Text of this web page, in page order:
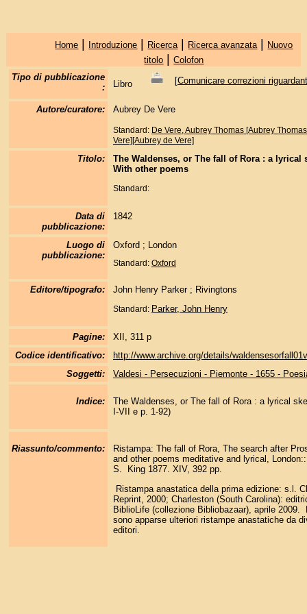
Home | Introduzione | Ricerca | Ricerca avanzata | Nuovo
titolo |Colofon
Tipo di pubblicazione
:
Libro [Comunicare correzioni
Autore/curatore: Aubrey De Vere
Standard: De Vere, Aubrey Thomas [Aubrey
Vere][Aubrey de Vere]
Titolo:
The Waldenses, or The fall of Rora : a lyrical
With other poems
Standard:
Data di
pubblicazione:
1842
Luogo di
pubblicazione:
Oxford ; London
Standard: Oxford
Editore/tipografo: John Henry Parker ; Rivingtons
Standard: Parker, John Henry
Pagine:
XII, 311 p
Codice identificativo:
http://www.archive.org/details/
Soggetti:
Valdesi - Persecuzioni - Piemonte - 1655 -
Indice:
The Waldenses, or The fall of Rora : a lyrical
I-VII e p. 1-92)
Riassunto/commento:
Ristampa: The fall of Rora, The search after
and other poems meditative and lyrical,
S. King 1877. XIV, 392 pp.
Ristampa anastatica della prima edizione: s.l.
Reprint, 2000; Charleston (South Carolina):
BiblioLife (collezione Bibliobazaar), aprile 2009.
sono apparse ulteriori ristampe anastatiche da
editori.